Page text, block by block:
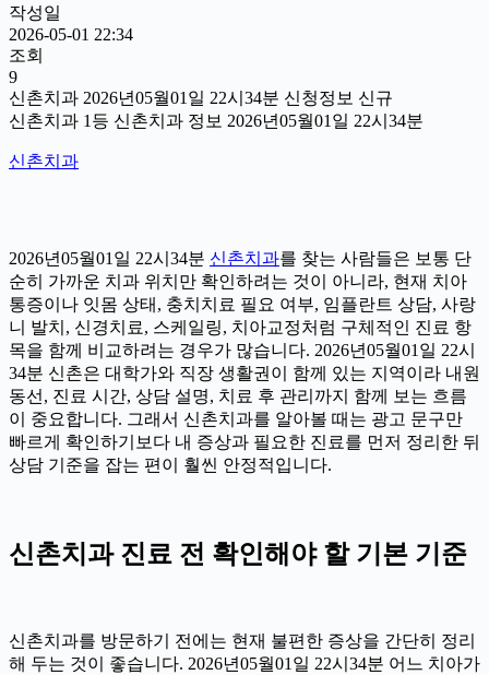
작성일
2026-05-01 22:34
조회
9
신촌치과 2026년05월01일 22시34분 신청정보 신규
신촌치과 1등 신촌치과 정보 2026년05월01일 22시34분
신촌치과
2026년05월01일 22시34분 신촌치과를 찾는 사람들은 보통 단
순히 가까운 치과 위치만 확인하려는 것이 아니라, 현재 치아
통증이나 잇몸 상태, 충치치료 필요 여부, 임플란트 상담, 사랑
니 발치, 신경치료, 스케일링, 치아교정처럼 구체적인 진료 항
목을 함께 비교하려는 경우가 많습니다. 2026년05월01일 22시
34분 신촌은 대학가와 직장 생활권이 함께 있는 지역이라 내원
동선, 진료 시간, 상담 설명, 치료 후 관리까지 함께 보는 흐름
이 중요합니다. 그래서 신촌치과를 알아볼 때는 광고 문구만
빠르게 확인하기보다 내 증상과 필요한 진료를 먼저 정리한 뒤
상담 기준을 잡는 편이 훨씬 안정적입니다.
신촌치과 진료 전 확인해야 할 기본 기준
신촌치과를 방문하기 전에는 현재 불편한 증상을 간단히 정리
해 두는 것이 좋습니다. 2026년05월01일 22시34분 어느 치아가